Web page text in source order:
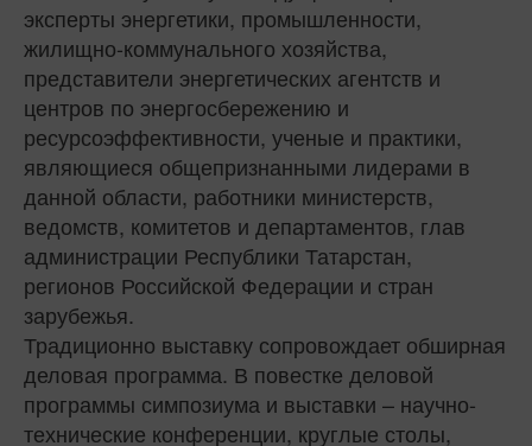
эксперты энергетики, промышленности,
жилищно-коммунального хозяйства,
представители энергетических агентств и
центров по энергосбережению и
ресурсоэффективности, ученые и практики,
являющиеся общепризнанными лидерами в
данной области, работники министерств,
ведомств, комитетов и департаментов, глав
администрации Республики Татарстан,
регионов Российской Федерации и стран
зарубежья.
Традиционно выставку сопровождает обширная
деловая программа. В повестке деловой
программы симпозиума и выставки – научно-
технические конференции, круглые столы,